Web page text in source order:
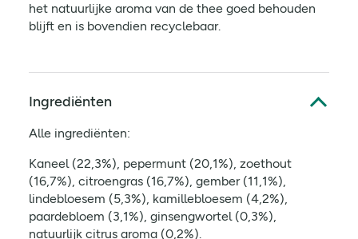
het natuurlijke aroma van de thee goed behouden
blijft en is bovendien recyclebaar.
Ingrediënten
Alle ingrediënten:
Kaneel (22,3%), pepermunt (20,1%), zoethout
(16,7%), citroengras (16,7%), gember (11,1%),
lindebloesem (5,3%), kamillebloesem (4,2%),
paardebloem (3,1%), ginsengwortel (0,3%),
natuurlijk citrus aroma (0,2%).